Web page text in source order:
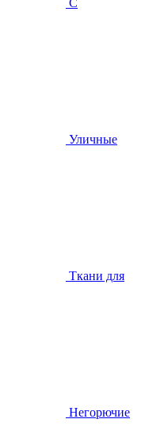
С
Уличные
Ткани для
Негорючие